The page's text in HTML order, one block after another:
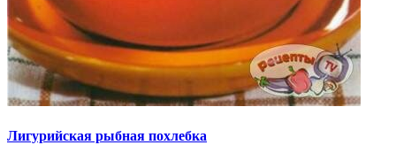
Лигурийская рыбная похлебка